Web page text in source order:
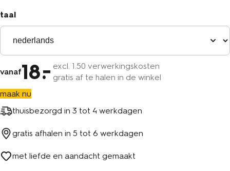
taal
vanaf18 excl. 1.50 verwerkingskosten
gratis af te halen in de winkel
maak nu
thuisbezorgd in 3 tot 4 werkdagen
gratis afhalen in 5 tot 6 werkdagen
met liefde en aandacht gemaakt